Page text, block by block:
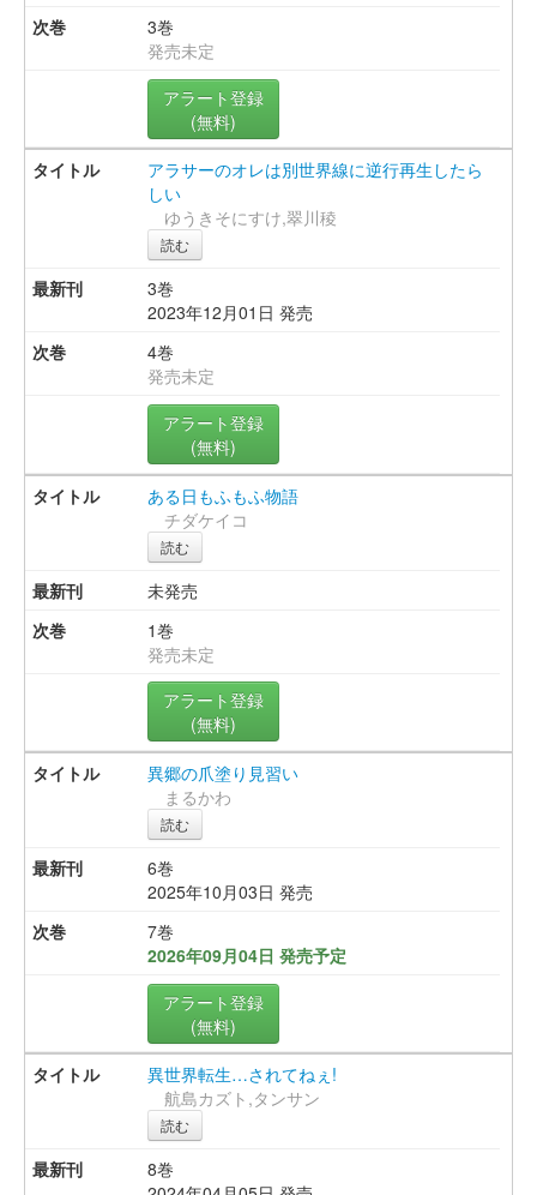
3巻
発売未定
アラート登録
(無料)
アラサーのオレは別世界線に逆行再生したら
しい
ゆうきそにすけ,翠川稜
読む
3巻
2023年12月01日 発売
4巻
発売未定
アラート登録
(無料)
ある日もふもふ物語
チダケイコ
読む
未発売
1巻
発売未定
アラート登録
(無料)
異郷の爪塗り見習い
まるかわ
読む
6巻
2025年10月03日 発売
7巻
2026年09月04日 発売予定
アラート登録
(無料)
異世界転生…されてねぇ!
航島カズト,タンサン
読む
8巻